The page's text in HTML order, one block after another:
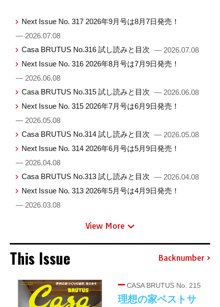
Next Issue No. 317 2026年9月号は8月7日発売！
— 2026.07.08
Casa BRUTUS No.316 試し読みと目次 — 2026.07.08
Next Issue No. 316 2026年8月号は7月9日発売！
— 2026.06.08
Casa BRUTUS No.315 試し読みと目次 — 2026.06.08
Next Issue No. 315 2026年7月号は6月9日発売！
— 2026.05.08
Casa BRUTUS No.314 試し読みと目次 — 2026.05.08
Next Issue No. 314 2026年6月号は5月9日発売！
— 2026.04.08
Casa BRUTUS No.313 試し読みと目次 — 2026.04.08
Next Issue No. 313 2026年5月号は4月9日発売！
— 2026.03.08
View More
This Issue Backnumber
CASA BRUTUS No. 215
理想の家ベストサ